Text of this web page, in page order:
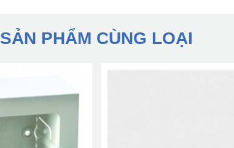
SẢN PHẨM CÙNG LOẠI